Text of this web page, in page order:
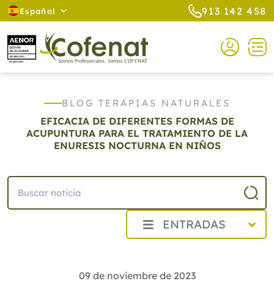
Español 913 142 458
BLOG TERAPIAS NATURALES
EFICACIA DE DIFERENTES FORMAS DE
ACUPUNTURA PARA EL TRATAMIENTO DE LA
ENURESIS NOCTURNA EN NIÑOS
ENTRADAS
2025
09 de noviembre de 2023